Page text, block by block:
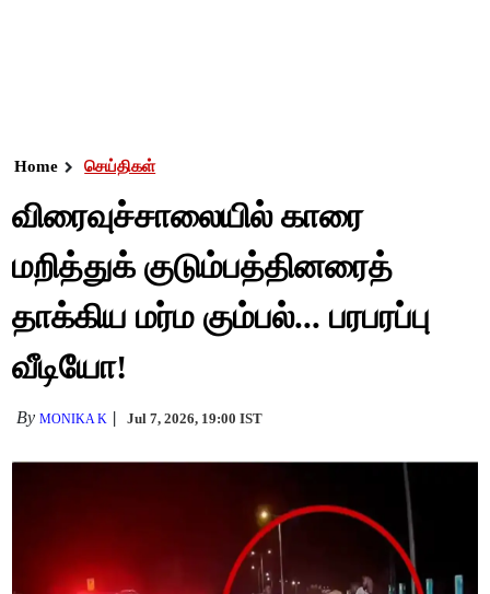
Home செய்திகள்
விரைவுச்சாலையில் காரை
மறித்துக் குடும்பத்தினரைத்
தாக்கிய மர்ம கும்பல்... பரபரப்பு
வீடியோ!
ByMONIKA K Jul 7, 2026, 19:00 IST